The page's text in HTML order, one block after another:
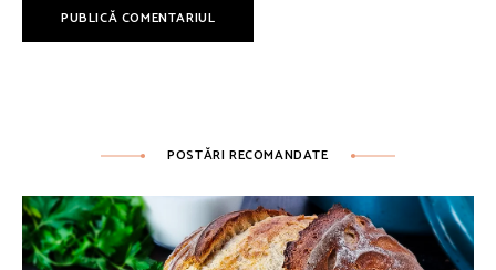
POSTĂRI RECOMANDATE